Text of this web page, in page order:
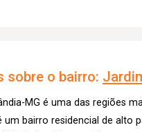
sobre o bairro:
MG é uma das regiões
um bairro residencial de alto